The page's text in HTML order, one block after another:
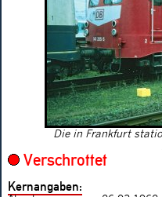
Die in Frankfurt
Verschrottet
Kernangaben: